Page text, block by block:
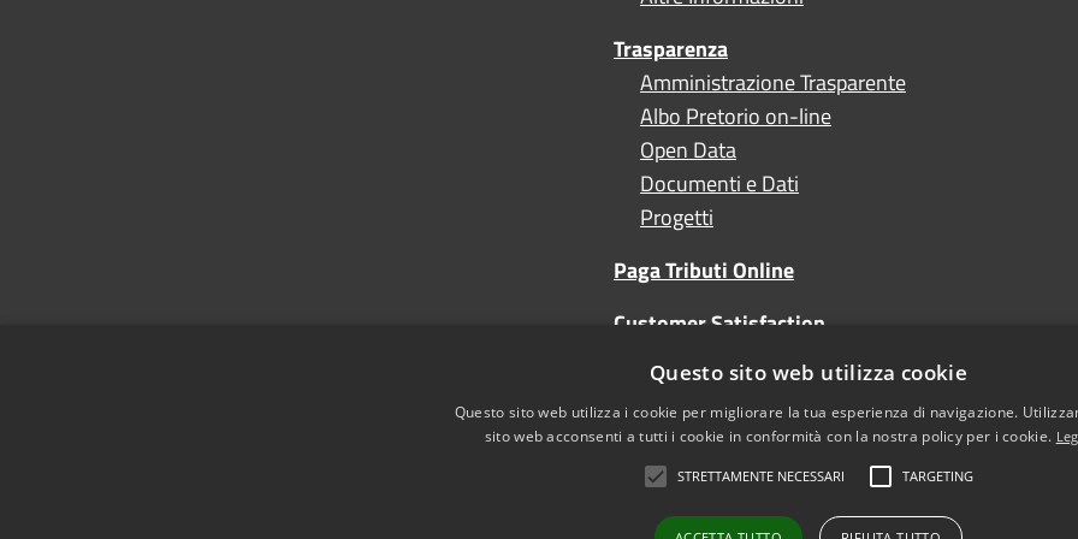
Trasparenza
Amministrazione Trasparente
Albo Pretorio on-line
Open Data
Documenti e Dati
Progetti
Paga Tributi Online
Customer Satisfaction
Turismo
Questo sito web utilizza cookie
Questo sito web utilizza i cookie per migliorare la tua esperienza di navigazione.
sito web acconsenti a tutti i cookie in conformità con la nostra policy per i cookie.
STRETTAMENTE NECESSARI TARGETING